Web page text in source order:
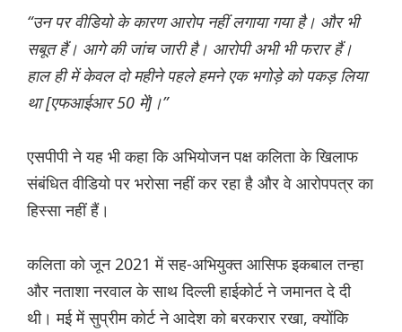
“उन पर वीडियो के कारण आरोप नहीं लगाया गया है। और भी
सबूत हैं। आगे की जांच जारी है। आरोपी अभी भी फरार हैं।
हाल ही में केवल दो महीने पहले हमने एक भगोड़े को पकड़ लिया
था [एफआईआर 50 में]।”
एसपीपी ने यह भी कहा कि अभियोजन पक्ष कलिता के खिलाफ
संबंधित वीडियो पर भरोसा नहीं कर रहा है और वे आरोपपत्र का
हिस्सा नहीं हैं।
कलिता को जून 2021 में सह-अभियुक्त आसिफ इकबाल तन्हा
और नताशा नरवाल के साथ दिल्ली हाईकोर्ट ने जमानत दे दी
थी। मई में सुप्रीम कोर्ट ने आदेश को बरकरार रखा, क्योंकि